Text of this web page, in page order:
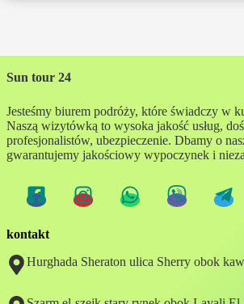
Sun tour 24
Jesteśmy biurem podróży, które świadczy w
Naszą wizytówką to wysoka jakość usług,
profesjonalistów, ubezpieczenie. Dbamy o
gwarantujemy jakościowy wypoczynek i
kontakt
Hurghada Sheraton ulica Sherry obok